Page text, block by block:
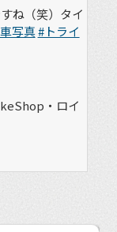
ね（笑）タイ
写真#トライ
・ロイ